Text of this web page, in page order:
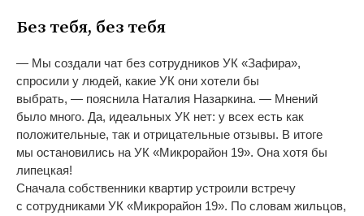
Без тебя, без тебя
— Мы создали чат без сотрудников УК «Зафира»,
спросили у людей, какие УК они хотели бы
выбрать, — пояснила Наталия Назаркина. — Мнений
было много. Да, идеальных УК нет: у всех есть как
положительные, так и отрицательные отзывы. В итоге
мы остановились на УК «Микрорайон 19». Она хотя бы
липецкая!
Сначала собственники квартир устроили встречу
с сотрудниками УК «Микрорайон 19». По словам жильцов,